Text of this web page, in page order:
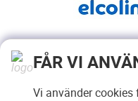
FÅR VI
Vi använder